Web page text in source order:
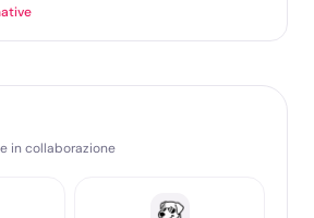
in collaborazione